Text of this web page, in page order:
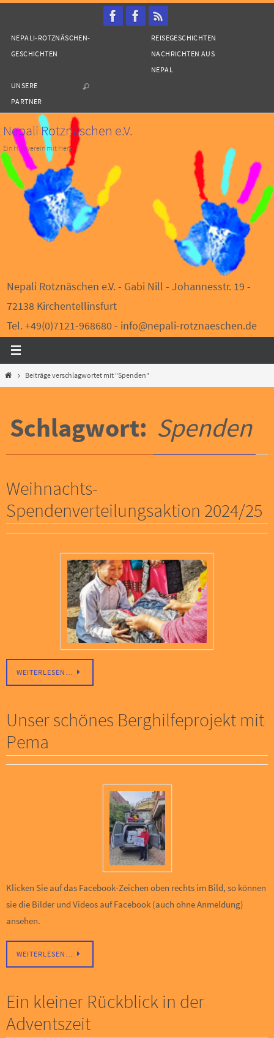
springen
NEPALI-ROTZNÄSCHEN-
GESCHICHTEN
REISEGESCHICHTEN
NACHRICHTEN AUS
NEPAL
UNSERE
PARTNER
Nepali Rotznäschen e.V.
Ein Hilfsverein mit Herz
Nepali Rotznäschen e.V. - Gabi Nill - Johannesstr. 19 -
72138 Kirchentellinsfurt
Tel. +49(0)7121-968680 - info@nepali-rotznaeschen.de
StartBeiträge verschlagwortet mit "Spenden"
Schlagwort: Spenden
Weihnachts-
Spendenverteilungsaktion 2024/25
WEITERLESEN…
Unser schönes Berghilfeprojekt mit
Pema
Klicken Sie auf das Facebook-Zeichen oben rechts im Bild, so können
sie die Bilder und Videos auf Facebook (auch ohne Anmeldung)
ansehen.
WEITERLESEN…
Ein kleiner Rückblick in der
Adventszeit